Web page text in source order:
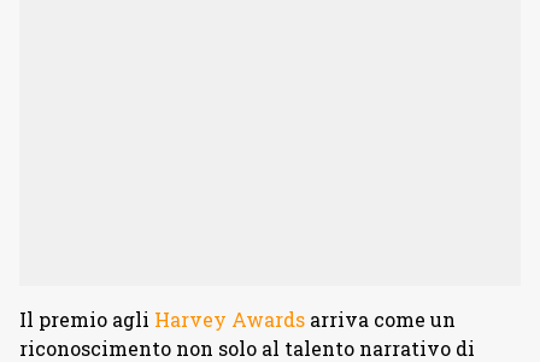
Il premio agli Harvey Awards arriva come un
riconoscimento non solo al talento narrativo di